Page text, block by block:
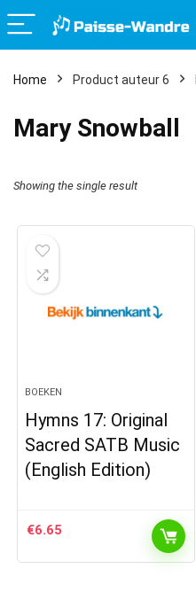
Home Product auteur 6
Mary Snowball
Showing the single result
BOEKEN
Hymns 17: Original
Sacred SATB Music
(English Edition)
€6.65